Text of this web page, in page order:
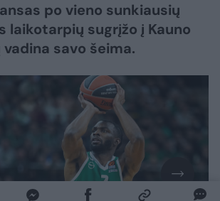
po vieno sunkiausių
laikotarpių sugrįžo į Kauno
vadina savo šeima.